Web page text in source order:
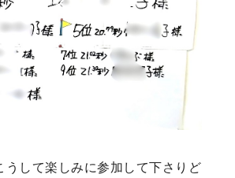
うして楽しみに参加して下さりど